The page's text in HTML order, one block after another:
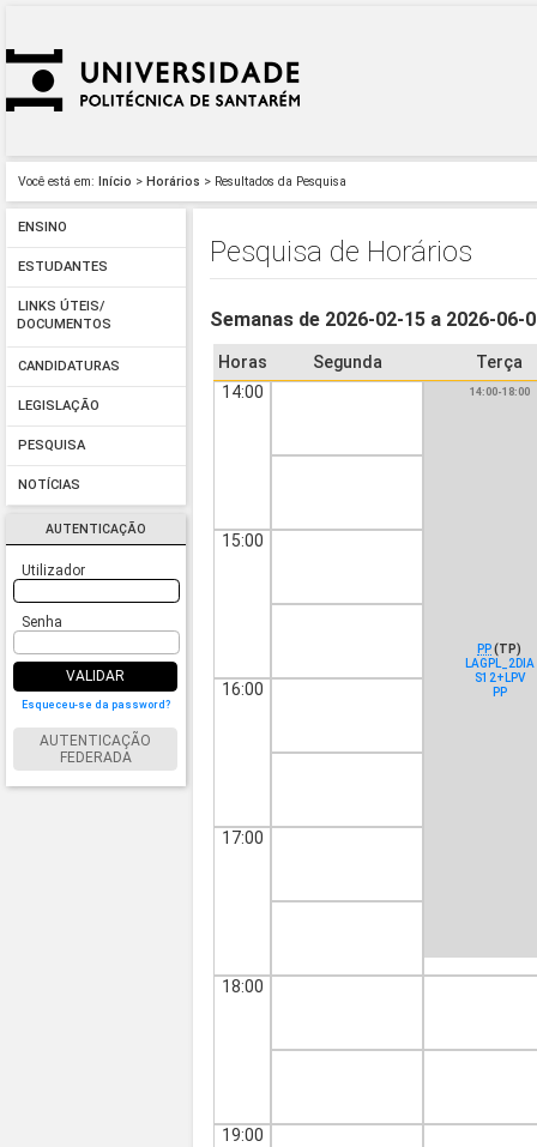
Você está em: Início > Horários > Resultados da Pesquisa
ENSINO
ESTUDANTES
LINKS ÚTEIS/
DOCUMENTOS
CANDIDATURAS
LEGISLAÇÃO
PESQUISA
NOTÍCIAS
AUTENTICAÇÃO
Utilizador
Senha
VALIDAR
Esqueceu-se da password?
AUTENTICAÇÃO
FEDERADA
Pesquisa de Horários
Semanas de 2026-02-15 a 2026-06-
Horas Segunda
Terça
14:00
14:00-18:00
PP(TP)
LAGPL_2DIA
S12+LPV
PP
15:00
16:00
17:00
18:00
19:00